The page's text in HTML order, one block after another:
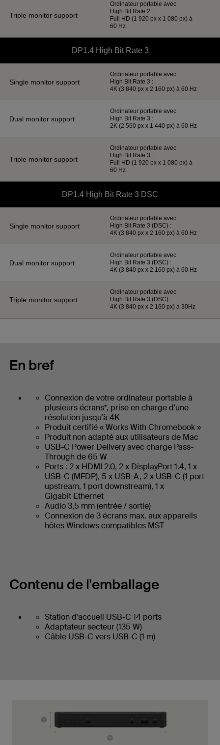
Ordinateur portable avec
High Bit Rate 2 :
Full HD (1 920 px x 1 080 px) à
60 Hz
DP1.4 High Bit Rate 3
Ordinateur portable avec
High Bit Rate 3 :
4K (3 840 px x 2 160 px) à 60 Hz
Ordinateur portable avec
High Bit Rate 3 :
2K (2 560 px x 1 440 px) à 60 Hz
Ordinateur portable avec
High Bit Rate 3 :
Full HD (1 920 px x 1 080 px) à
60 Hz
DP1.4 High Bit Rate 3 DSC
Ordinateur portable avec
High Bit Rate 3 (DSC) :
4K (3 840 px x 2 160 px) à 60 Hz
Ordinateur portable avec
High Bit Rate 3 (DSC) :
4K (3 840 px x 2 160 px) à 60 Hz
Ordinateur portable avec
High Bit Rate 3 (DSC) :
4K (3 840 px x 2 160 px) à 30Hz
En bref
Connexion de votre ordinateur portable à
plusieurs écrans*, prise en charge d'une
résolution jusqu'à 4K
Produit certifié « Works With Chromebook »
Produit non adapté aux utilisateurs de Mac
USB-C Power Delivery avec charge Pass-
Through de 65 W
Ports : 2 x HDMI 2.0, 2 x DisplayPort 1.4, 1 x
USB-C (MFDP), 5 x USB-A, 2 x USB-C (1 port
upstream, 1 port downstream), 1 x
Gigabit Ethernet
Audio 3,5 mm (entrée / sortie)
Connexion de 3 écrans max. aux appareils
hôtes Windows compatibles MST
Contenu de l'emballage
Station d'accueil USB-C 14 ports
Adaptateur secteur (135 W)
Câble USB-C vers USB-C (1 m)